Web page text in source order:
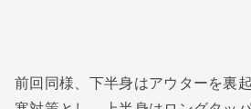
前回同様、下半身はアウターを裏